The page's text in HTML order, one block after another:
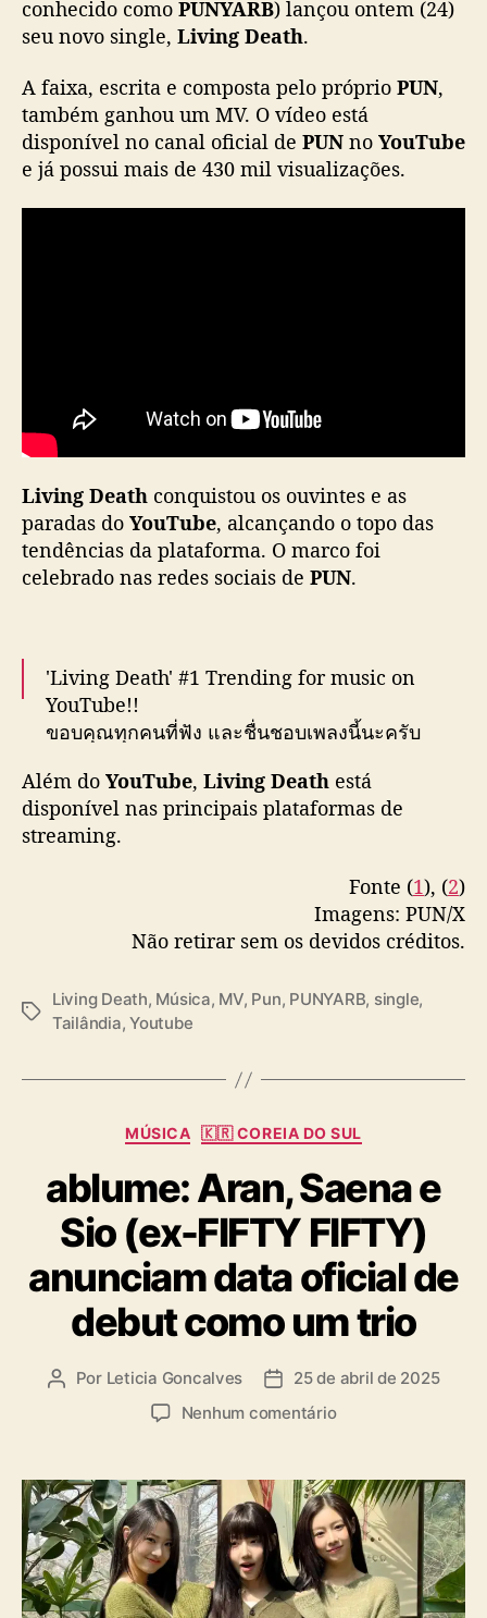
“
L
i
v
conhecido como PUNYARB) lançou ontem (24)
seu novo single, Living Death.
A faixa, escrita e composta pelo próprio PUN,
também ganhou um MV. O vídeo está
disponível no canal oficial de PUN no YouTube
e já possui mais de 430 mil visualizações.
Living Death conquistou os ouvintes e as
paradas do YouTube, alcançando o topo das
tendências da plataforma. O marco foi
celebrado nas redes sociais de PUN.
'Living Death' #1 Trending for music on
YouTube!!
ขอบคุณทุกคนที่ฟัง และชื่นชอบเพลงนี้นะครับ
#PUN #UniversalMusicTH #MIUTH
pic.twitter.com/3RomXuWZHW
Além do YouTube, Living Death está
disponível nas principais plataformas de
streaming.
Fonte (1), (2)
Imagens: PUN/X
Não retirar sem os devidos créditos.
T
s
Living Death, Música, MV, Pun, PUNYARB, single,
Tailândia,Youtube
C
t
e
g
r
i
a
MÚSICA 🇰🇷 COREIA DO SUL
ablume: Aran, Saena e
Sio (ex-FIFTY FIFTY)
anunciam data oficial de
debut como um trio
A
r
d
o
p
o
s
Por Leticia Goncalves
D
d
e
p
u
b
l
25 de abril de 2025
Nenhum comentárioe
b
l
u
m
e
: